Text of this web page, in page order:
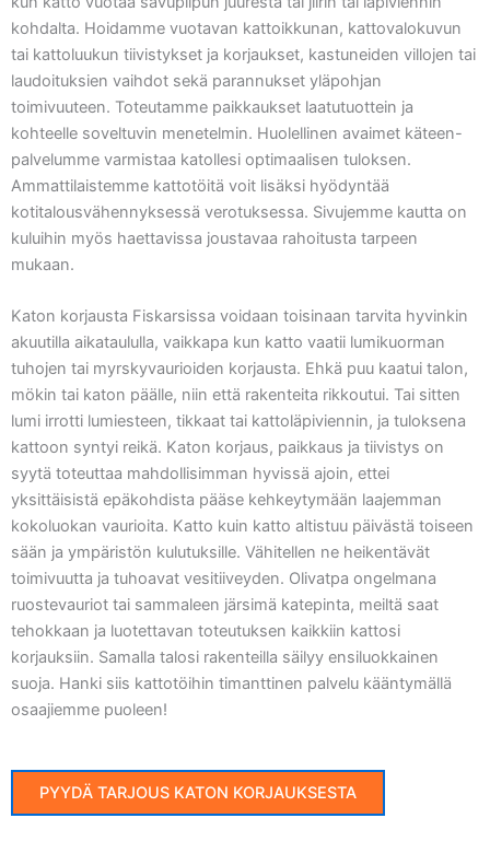
kohdalta. Hoidamme vuotavan kattoikkunan, kattovalokuvun
tai kattoluukun tiivistykset ja korjaukset, kastuneiden villojen tai
laudoituksien vaihdot sekä parannukset yläpohjan
toimivuuteen. Toteutamme paikkaukset laatutuottein ja
kohteelle soveltuvin menetelmin. Huolellinen avaimet käteen-
palvelumme varmistaa katollesi optimaalisen tuloksen.
Ammattilaistemme kattotöitä voit lisäksi hyödyntää
kotitalousvähennyksessä verotuksessa. Sivujemme kautta on
kuluihin myös haettavissa joustavaa rahoitusta tarpeen
mukaan.
Katon korjausta Fiskarsissa voidaan toisinaan tarvita hyvinkin
akuutilla aikataululla, vaikkapa kun katto vaatii lumikuorman
tuhojen tai myrskyvaurioiden korjausta. Ehkä puu kaatui talon,
mökin tai katon päälle, niin että rakenteita rikkoutui. Tai sitten
lumi irrotti lumiesteen, tikkaat tai kattoläpiviennin, ja tuloksena
kattoon syntyi reikä. Katon korjaus, paikkaus ja tiivistys on
syytä toteuttaa mahdollisimman hyvissä ajoin, ettei
yksittäisistä epäkohdista pääse kehkeytymään laajemman
kokoluokan vaurioita. Katto kuin katto altistuu päivästä toiseen
sään ja ympäristön kulutuksille. Vähitellen ne heikentävät
toimivuutta ja tuhoavat vesitiiveyden. Olivatpa ongelmana
ruostevauriot tai sammaleen järsimä katepinta, meiltä saat
tehokkaan ja luotettavan toteutuksen kaikkiin kattosi
korjauksiin. Samalla talosi rakenteilla säilyy ensiluokkainen
suoja. Hanki siis kattotöihin timanttinen palvelu kääntymällä
osaajiemme puoleen!
PYYDÄ TARJOUS KATON KORJAUKSESTA